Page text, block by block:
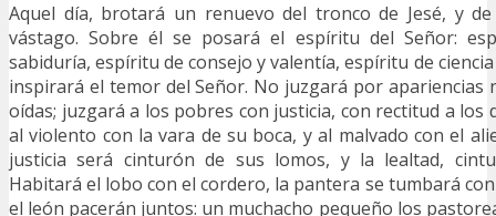
Aquel día, brotará un renuevo del tronco de Jesé, y
vástago. Sobre él se posará el espíritu del Señor:
sabiduría, espíritu de consejo y valentía, espíritu de
inspirará el temor del Señor. No juzgará por apariencias
oídas; juzgará a los pobres con justicia, con rectitud a los
al violento con la vara de su boca, y al malvado con el
justicia será cinturón de sus lomos, y la lealtad,
Habitará el lobo con el cordero, la pantera se tumbará
el león pacerán juntos: un muchacho pequeño los